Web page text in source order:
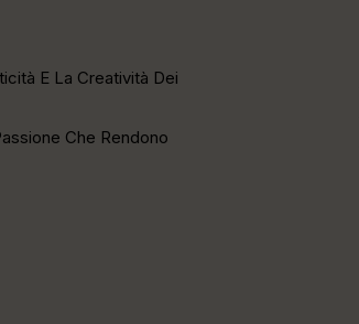
E La Creatività Dei
Che Rendono